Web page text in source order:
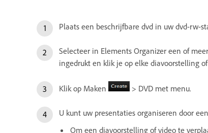
Plaats een beschrijfbare dvd in uw dvd-rw-
Selecteer in Elements Organizer een of
ingedrukt en klik je op elke diavoorstelling
Klik op Maken > DVD met menu.
U kunt uw presentaties organiseren door
Om een diavoorstelling of video te